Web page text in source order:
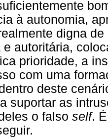
à autonomia,
digna
e autoritária,
prioridade, a
com uma
deste
suportar as
o falso self.